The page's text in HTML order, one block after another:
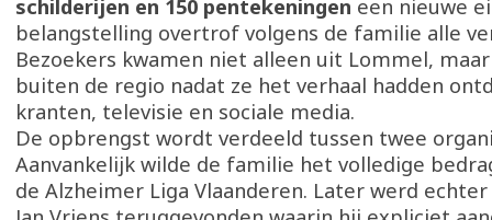
schilderijen en 150 pentekeningen een nieuwe
belangstelling overtrof volgens de familie alle
Bezoekers kwamen niet alleen uit Lommel,
buiten de regio nadat ze het verhaal hadden
kranten, televisie en sociale media.
De opbrengst wordt verdeeld tussen twee
Aanvankelijk wilde de familie het volledige
de Alzheimer Liga Vlaanderen. Later werd